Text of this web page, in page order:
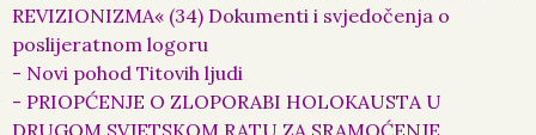
REVIZIONIZMA« (34) Dokumenti i svjedočenja o
poslijeratnom logoru
- Novi pohod Titovih ljudi
- PRIOPĆENJE O ZLOPORABI HOLOKAUSTA U
DRUGOM SVJETSKOM RATU ZA SRAMOĆENJE